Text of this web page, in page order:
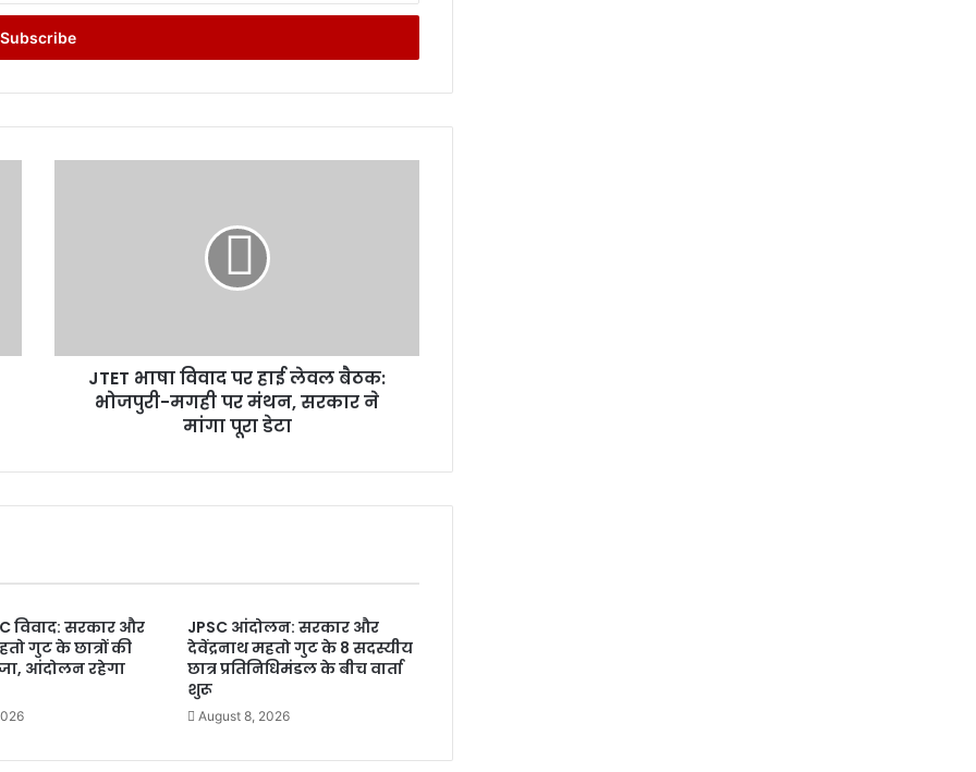
द
ले
क
भो
ज
पु
ग
JTET भाषा विवाद पर हाई लेवल बैठक:
भोजपुरी-मगही पर मंथन, सरकार ने
मांगा पूरा डेटा
विवाद: सरकार और
गुट के छात्रों की
आंदोलन रहेगा
JPSC आंदोलन: सरकार और
देवेंद्रनाथ महतो गुट के 8 सदस्यीय
छात्र प्रतिनिधिमंडल के बीच वार्ता
शुरू
August 8, 2026